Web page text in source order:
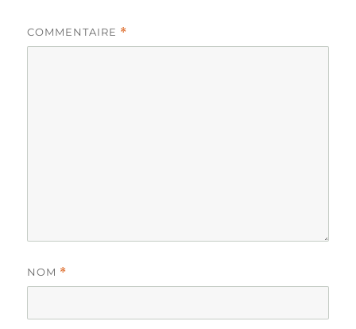
COMMENTAIRE *
NOM *